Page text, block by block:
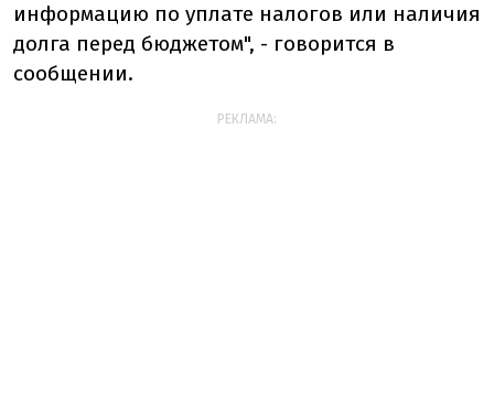
информацию по уплате налогов или наличия
долга перед бюджетом", - говорится в
сообщении.
РЕКЛАМА: